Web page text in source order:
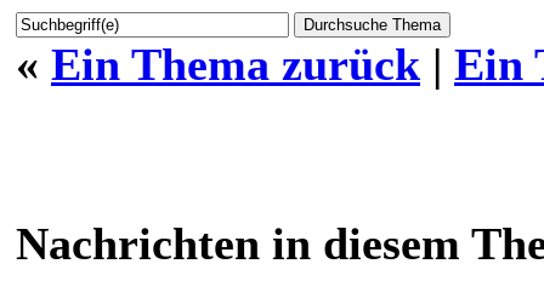
« Ein Thema zurück | Ein
Nachrichten in diesem